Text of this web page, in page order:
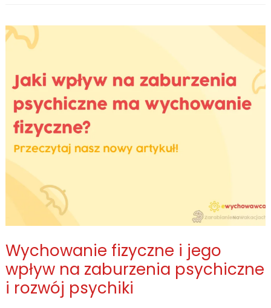
składowe
definicja
pojęcia
Wychowanie fizyczne i jego
wpływ na zaburzenia psychiczne
i rozwój psychiki